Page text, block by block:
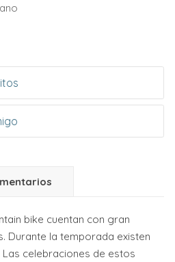
bike cuentan con gran
Durante la temporada existen
celebraciones de estos